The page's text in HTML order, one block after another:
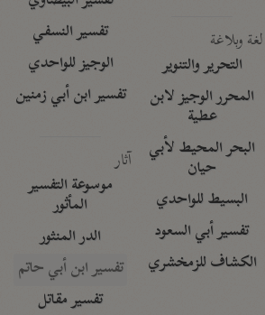
لغة وبلاغة
التحرير والتنوير
المحرر الوجيز لابن
عطية
البحر المحيط لأبي
حيان
البسيط للواحدي
تفسير أبي السعود
الكشاف للزمخشري
تفسير النسفي
الوجيز للواحدي
تفسير ابن أبي زمنين
آثار
موسوعة التفسير
المأثور
الدر المنثور
تفسير ابن أبي حاتم
تفسير مقاتل